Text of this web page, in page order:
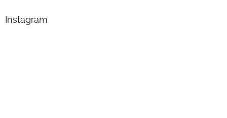
Instagram